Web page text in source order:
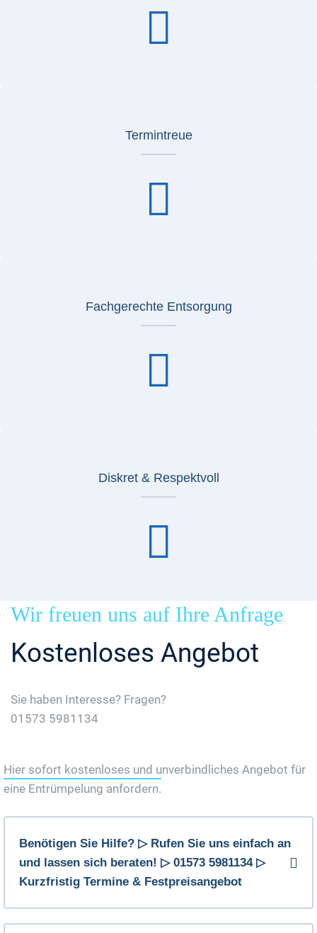
Termintreue
Fachgerechte Entsorgung
Diskret & Respektvoll
Wir freuen uns auf Ihre Anfrage
Kostenloses Angebot
Sie haben Interesse? Fragen?
01573 5981134
Hier sofort kostenloses und unverbindliches Angebot für
eine Entrümpelung anfordern.
Benötigen Sie Hilfe? ▷ Rufen Sie uns einfach an
und lassen sich beraten! ▷ 01573 5981134 ▷
Kurzfristig Termine & Festpreisangebot